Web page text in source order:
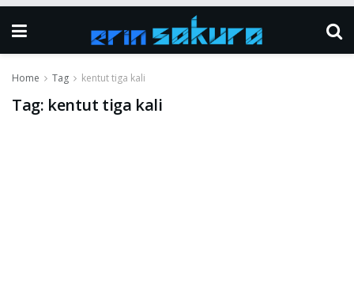
Home Tag kentut tiga kali
Tag: kentut tiga kali